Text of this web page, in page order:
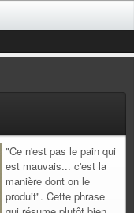
"Ce n'est pas le pain qui
est mauvais... c'est la
manière dont on le
produit". Cette phrase